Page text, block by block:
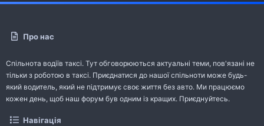
Про нас
Спільнота водіїв таксі. Тут обговорюються актуальні теми, пов'язані не
тільки з роботою в таксі. Приєднатися до нашої спільноти може будь-
який водитель, який не підтримує своє життя без авто. Ми працюємо
кожен день, щоб наш форум був одним із кращих. Приєднуйтесь.
Навігація